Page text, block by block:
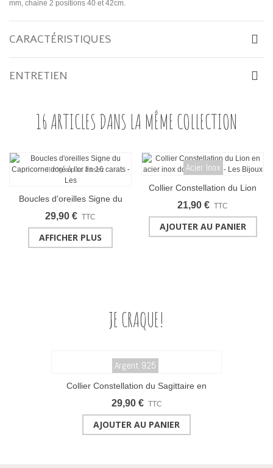
mm, chaine 2 positions 40 et 42cm.
CARACTÉRISTIQUES
ENTRETIEN
16 ARTICLES DANS LA MÊME COLLECTION
Boucles d'oreilles Signe du
Capricorne doré à l'or fin 16
29,90 € TTC
AFFICHER PLUS
Acier Inox
Collier Constellation du Lion
en acier inox doré et strass
21,90 € TTC
AJOUTER AU PANIER
JE CRAQUE!
Argent 925
Collier Constellation du Sagittaire en
argent 925
29,90 € TTC
AJOUTER AU PANIER